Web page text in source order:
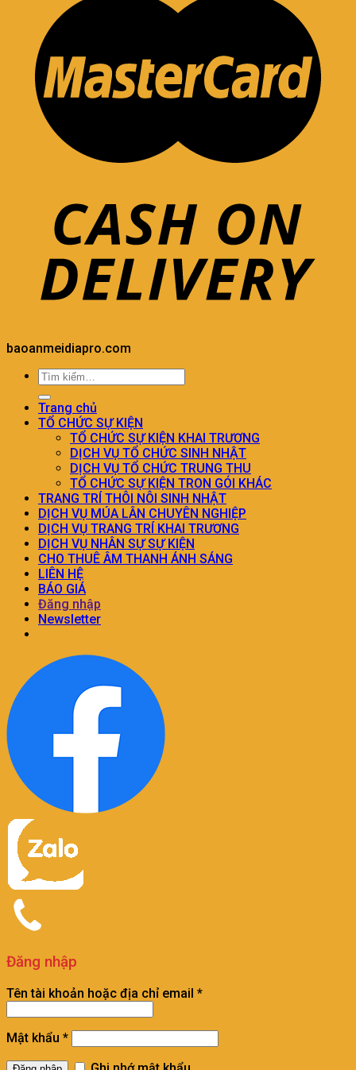
baoanmeidiapro.com
Trang chủ
TỔ CHỨC SỰ KIỆN
TỔ CHỨC SỰ KIỆN KHAI TRƯƠNG
DỊCH VỤ TỔ CHỨC SINH NHẬT
DỊCH VỤ TỔ CHỨC TRUNG THU
TỔ CHỨC SỰ KIỆN TRON GÓI KHÁC
TRANG TRÍ THÔI NÔI SINH NHẬT
DỊCH VỤ MÚA LÂN CHUYÊN NGHIỆP
DỊCH VỤ TRANG TRÍ KHAI TRƯƠNG
DỊCH VỤ NHÂN SỰ SỰ KIỆN
CHO THUÊ ÂM THANH ÁNH SÁNG
LIÊN HỆ
BÁO GIÁ
Đăng nhập
Newsletter
Đăng nhập
Tên tài khoản hoặc địa chỉ email *
Mật khẩu *